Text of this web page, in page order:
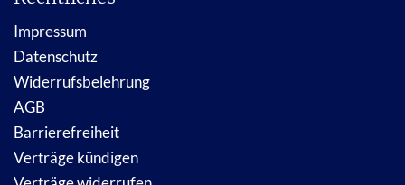
Impressum
Datenschutz
Widerrufsbelehrung
AGB
Barrierefreiheit
Verträge kündigen